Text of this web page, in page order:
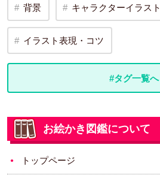
背景 キャラクターイラスト
イラスト表現・コツ
#タグ一覧へ
お絵かき図鑑について
トップページ